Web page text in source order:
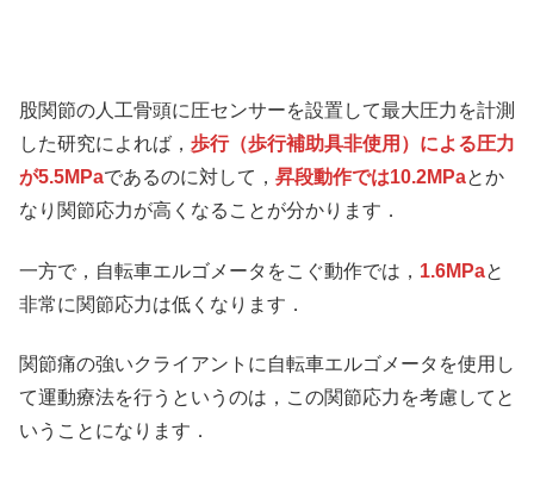
股関節の人工骨頭に圧センサーを設置して最大圧力を計測
した研究によれば， 歩行（歩行補助具非使用）による圧力
が5.5MPaであるのに対して， 昇段動作では10.2MPaとか
なり関節応力が高くなることが分かります．
一方で，自転車エルゴメータをこぐ動作では， 1.6MPaと
非常に関節応力は低くなります．
関節痛の強いクライアントに自転車エルゴメータを使用し
て運動療法を行うというのは，この関節応力を考慮してと
いうことになります．